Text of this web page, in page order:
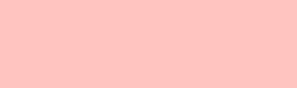
5 miljoner B-aktier i brädspelsbolaget Asmodee som
i en affär värd totalt 585 miljoner kronor.
aktier som avyttras av Wingefors och 0,8